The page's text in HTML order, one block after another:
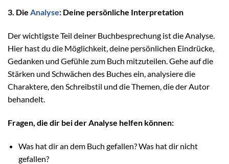
3. Die Analyse: Deine persönliche Interpretation
Der wichtigste Teil deiner Buchbesprechung ist die Analyse.
Hier hast du die Möglichkeit, deine persönlichen Eindrücke,
Gedanken und Gefühle zum Buch mitzuteilen. Gehe auf die
Stärken und Schwächen des Buches ein, analysiere die
Charaktere, den Schreibstil und die Themen, die der Autor
behandelt.
Fragen, die dir bei der Analyse helfen können:
Was hat dir an dem Buch gefallen? Was hat dir nicht
gefallen?